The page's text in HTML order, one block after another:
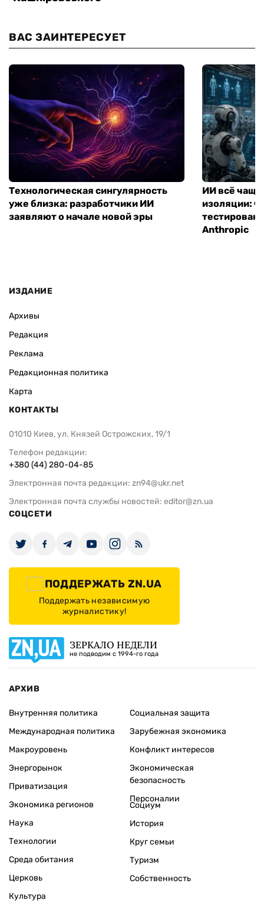
ВАС ЗАИНТЕРЕСУЕТ
Технологическая сингулярность
уже близка: разработчики ИИ
заявляют о начале новой эры
ИИ всё
изоляции:
Anthropic
ИЗДАНИЕ
Архивы
Редакция
Реклама
Редакционная политика
Карта
КОНТАКТЫ
01010 Киев, ул. Князей Острожских, 19/1
Телефон редакции:
+380 (44) 280-04-85
Электронная почта редакции: zn94@ukr.net
Электронная почта службы новостей: editor@zn.ua
СОЦСЕТИ
ПОДДЕРЖАТЬ ZN.UA
Поддержать независимую
журналистику!
ЗЕРКАЛО НЕДЕЛИ
не подводим с 1994-го года
АРХИВ
Внутренняя политика
Международная политика
Макроуровень
Энергорынок
Приватизация
Экономика регионов
Социальная защита
Зарубежная экономика
Конфликт интересов
Экономическая
безопасность
Персоналии
Наука
Технологии
Среда обитания
Церковь
Культура
Социум
История
Круг семьи
Туризм
Собственность